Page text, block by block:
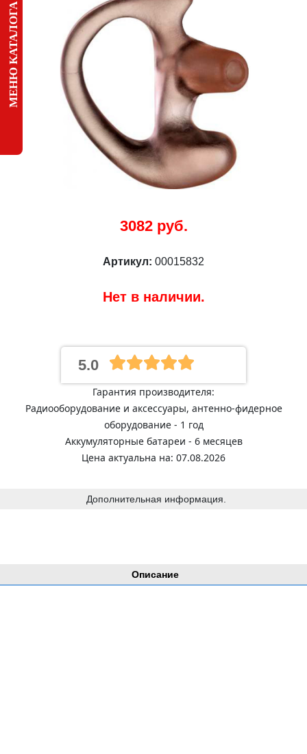
МЕНЮ КАТАЛОГА
Описание
3082 руб.
Артикул: 00015832
Нет в наличии.
5.0
Гарантия производителя:
Радиооборудование и аксессуары, антенно-фидерное
оборудование - 1 год
Аккумуляторные батареи - 6 месяцев
Цена актуальна на: 07.08.2026
Дополнительная информация.